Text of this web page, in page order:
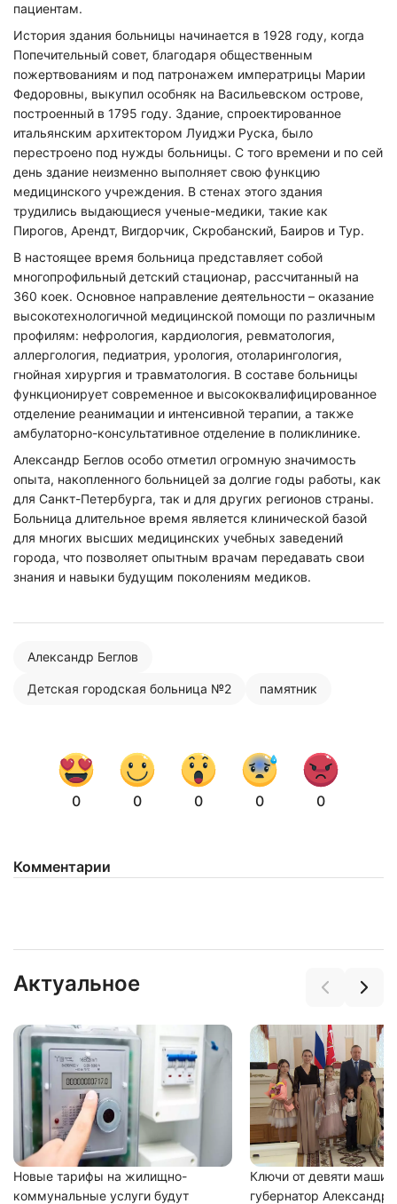
пациентам.
История здания больницы начинается в 1928 году, когда
Попечительный совет, благодаря общественным
пожертвованиям и под патронажем императрицы Марии
Федоровны, выкупил особняк на Васильевском острове,
построенный в 1795 году. Здание, спроектированное
итальянским архитектором Луиджи Руска, было
перестроено под нужды больницы. С того времени и по сей
день здание неизменно выполняет свою функцию
медицинского учреждения. В стенах этого здания
трудились выдающиеся ученые-медики, такие как
Пирогов, Арендт, Вигдорчик, Скробанский, Баиров и Тур.
В настоящее время больница представляет собой
многопрофильный детский стационар, рассчитанный на
360 коек. Основное направление деятельности – оказание
высокотехнологичной медицинской помощи по различным
профилям: нефрология, кардиология, ревматология,
аллергология, педиатрия, урология, отоларингология,
гнойная хирургия и травматология. В составе больницы
функционирует современное и высококвалифицированное
отделение реанимации и интенсивной терапии, а также
амбулаторно-консультативное отделение в поликлинике.
Александр Беглов особо отметил огромную значимость
опыта, накопленного больницей за долгие годы работы, как
для Санкт-Петербурга, так и для других регионов страны.
Больница длительное время является клинической базой
для многих высших медицинских учебных заведений
города, что позволяет опытным врачам передавать свои
знания и навыки будущим поколениям медиков.
Александр Беглов
Детская городская больница №2 памятник
0 0 0 0 0
Комментарии
Актуальное
Новые тарифы на жилищно-
коммунальные услуги будут
Ключи от девяти машин
губернатор Александр